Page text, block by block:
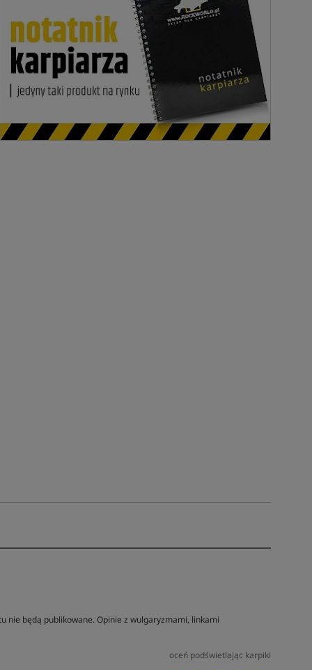
nie będą publikowane. Opinie z wulgaryzmami, linkami
oceń podświetlając karpiki